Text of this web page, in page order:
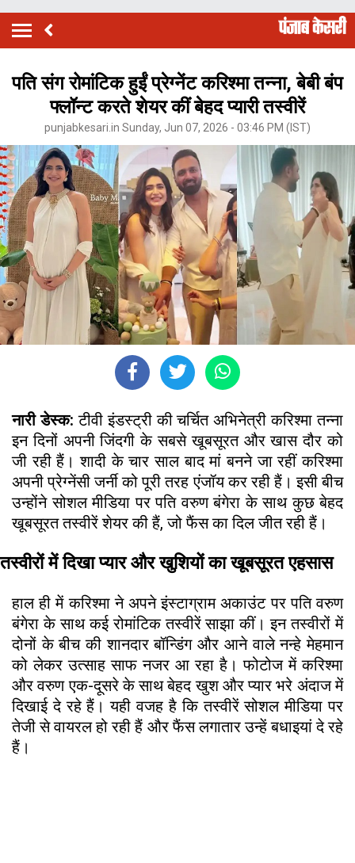
पति संग रोमांटिक हुईं प्रेग्नेंट करिश्मा तन्ना, बेबी बंप
फ्लॉन्ट करते शेयर कीं बेहद प्यारी तस्वीरें
punjabkesari.in Sunday, Jun 07, 2026 - 03:46 PM (IST)
नारी डेस्क:टीवी इंडस्ट्री की चर्चित अभिनेत्री करिश्मा तन्ना
इन दिनों अपनी जिंदगी के सबसे खूबसूरत और खास दौर को
जी रही हैं। शादी के चार साल बाद मां बनने जा रहीं करिश्मा
अपनी प्रेग्नेंसी जर्नी को पूरी तरह एंजॉय कर रही हैं। इसी बीच
उन्होंने सोशल मीडिया पर पति वरुण बंगेरा के साथ कुछ बेहद
खूबसूरत तस्वीरें शेयर की हैं, जो फैंस का दिल जीत रही हैं।
तस्वीरों में दिखा प्यार और खुशियों का खूबसूरत एहसास
हाल ही में करिश्मा ने अपने इंस्टाग्राम अकाउंट पर पति वरुण
बंगेरा के साथ कई रोमांटिक तस्वीरें साझा कीं। इन तस्वीरों में
दोनों के बीच की शानदार बॉन्डिंग और आने वाले नन्हे मेहमान
को लेकर उत्साह साफ नजर आ रहा है। फोटोज में करिश्मा
और वरुण एक-दूसरे के साथ बेहद खुश और प्यार भरे अंदाज में
दिखाई दे रहे हैं। यही वजह है कि तस्वीरें सोशल मीडिया पर
तेजी से वायरल हो रही हैं और फैंस लगातार उन्हें बधाइयां दे रहे
हैं।